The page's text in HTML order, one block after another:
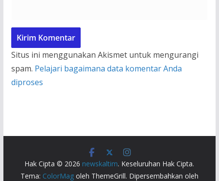
Situs ini menggunakan Akismet untuk mengurangi
spam. Pelajari bagaimana data komentar Anda
diproses
Hak Cipta © 2026 newskaltim. Keseluruhan Hak Cipta.
Tema: ColorMagoleh ThemeGrill. Dipersembahkan oleh